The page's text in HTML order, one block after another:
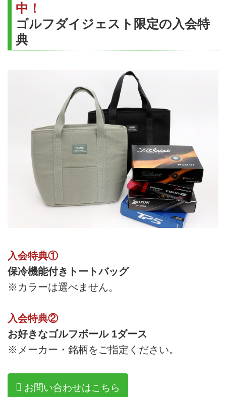
中！
ゴルフダイジェスト限定の入会特
典
入会特典①
保冷機能付きトートバッグ
※カラーは選べません。
入会特典②
お好きなゴルフボール 1ダース
※メーカー・銘柄をご指定ください。
お問い合わせはこちら